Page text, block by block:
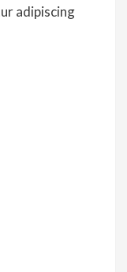
adipiscing